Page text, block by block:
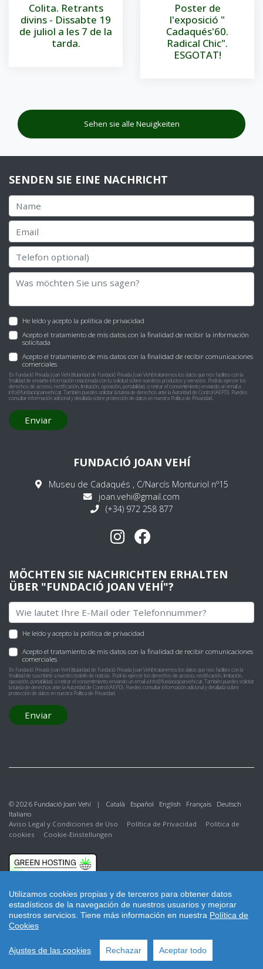
Utilizamos cookies propias y de terceros para obtener datos
estadísticos de la navegación de nuestros usuarios y mejorar
nuestros servicios. Tiene más información en nuestra Política de
Cookies
Ajustes de las cookies Rechazar Aceptar todo
Colita. Retrants
divins - Dissabte 19
de juliol a les 7 de la
tarda.
Poster de
l'exposició "
Cadaqués'60.
Radical Chic".
ESGOTAT!
Sehen sie alle Neuigkeiten
SENDEN SIE EINE NACHRICHT
He leído y acepto la política de privacidad
Acepto el tratamiento de mis datos con la finalidad de recibir la información
solicitada
Acepto el tratamiento de mis datos con la finalidad de recibir comunicaciones
comerciales
En Fundació Privada Joan Vehí (titularidad de Fundació Privada Joan Vehí) trataremos los datos que nos facilites con la
finalidad de enviarte información relacionada con tu solicitud sobre nuestros productos y servicios. Podrás ejercer los
derechos de acceso, rectificación, limitación, oposición, portabilidad, o retirar el consentimiento enviando un email a
info@fundaciojoanvehi.cat. También puedes solicitar la tutela de derechos ante la Autoridad de Control (AEPD). Puedes
consultar información adicional y detallada sobre protección de datos en nuestra Política de Privacidad.
Enviar
FUNDACIÓ JOAN VEHÍ
Museu de Cadaqués , C/Narcís Monturiol nº15
joan.vehi@gmail.com
(+34) 972 258 877
MÖCHTEN SIE NACHRICHTEN ERHALTEN
ÜBER "FUNDACIÓ JOAN VEHÍ"?
He leído y acepto la política de privacidad
Acepto el tratamiento de mis datos con la finalidad de recibir comunicaciones
comerciales
En Fundació Privada Joan Vehí (titularidad de Fundació Privada Joan Vehí) trataremos los datos que nos facilites con la
finalidad de suscribirte a nuestro boletín de noticias. Podrás ejercer los derechos de acceso, rectificación, limitación,
oposición, portabilidad, o retirar el consentimiento enviando un email ainfo@fundaciojoanvehi.cat. También puedes solicitar
la tutela de derechos ante la Autoridad de Control (AEPD). Puedes consultar información adicional y detallada sobre
protección de datos en nuestra Política de Privacidad.
Enviar
© 2026 Fundació Joan Vehí | Català Español English Français
Deutsch
Italiano
Aviso Legal y Condiciones de Uso
Política de Privacidad
Política de
cookies
Cookie-Einstellungen